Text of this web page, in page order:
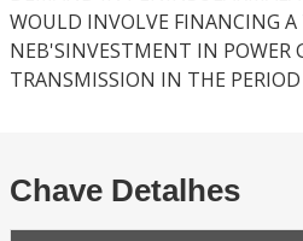
WOULD INVOLVE FINANCING A
NEB'SINVESTMENT IN POWER
TRANSMISSION IN THE
Chave Detalhes